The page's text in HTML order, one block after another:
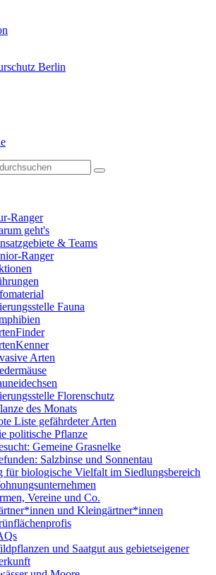
Ranger
geht's
& Teams
Ranger
Fauna
Arten
Florenschutz
des Monats
Liste gefährdeter Arten
politische Pflanze
Gemeine Grasnelke
Salzbinse und Sonnentau
für biologische Vielfalt im Siedlungsbereich
Vereine und Co.
und Kleingärtner*innen
und Saatgut aus gebietseigener